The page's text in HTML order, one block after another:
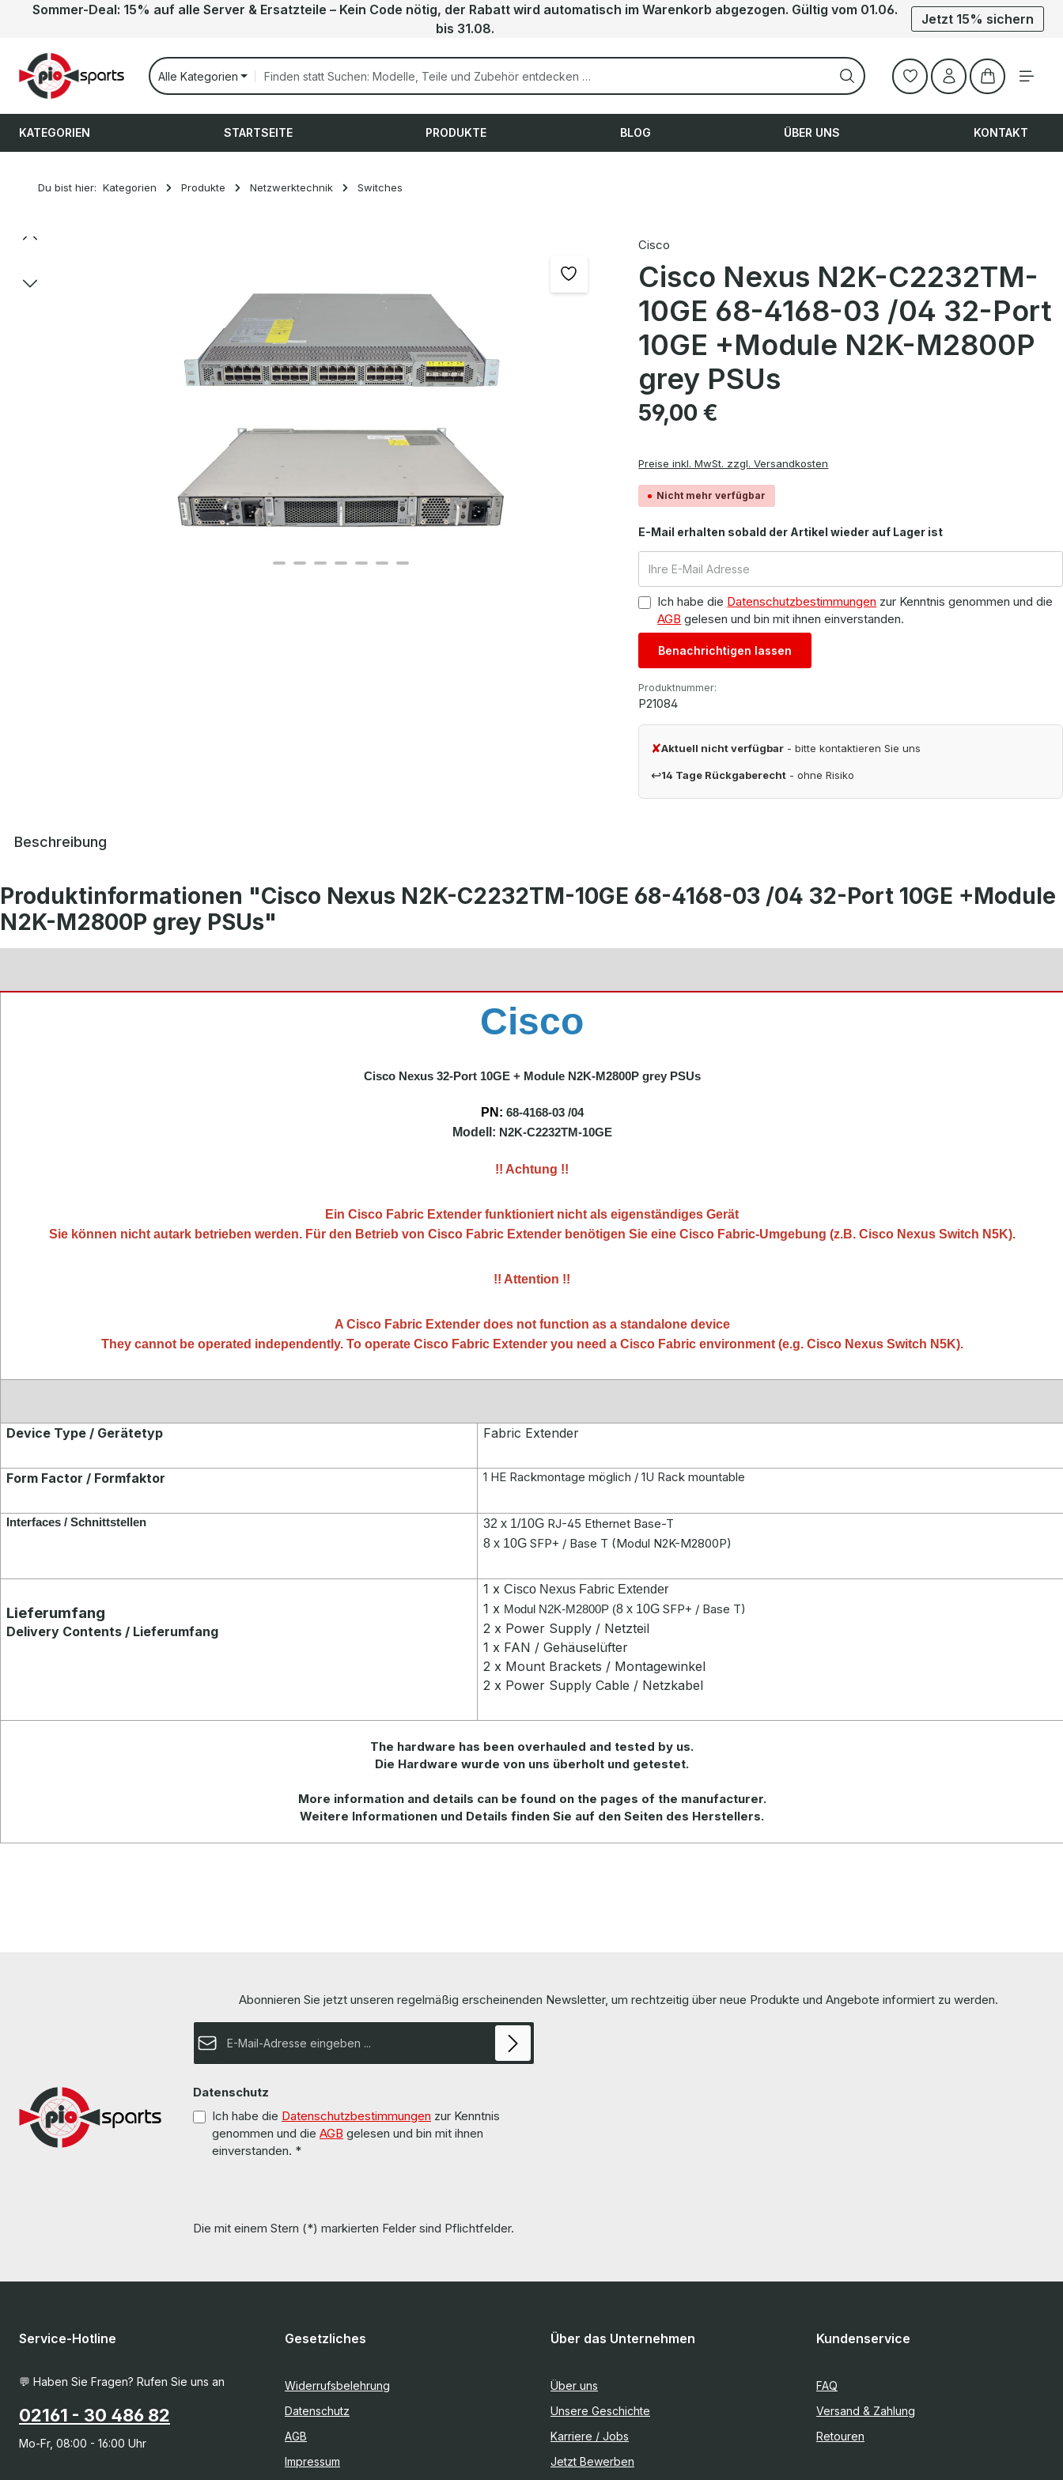
Hauptinhalt springen
Zur Suche springen
Zur Hauptnavigation springen
Sommer-Deal: 15% auf alle Server & Ersatzteile – Kein Code nötig, der Rabatt wird automatisch im Warenkorb abgezogen. Gültig vom 01.06.
bis 31.08.
Jetzt 15% sichern
Alle Kategorien
Warenkorb
KATEGORIEN STARTSEITE PRODUKTE BLOG ÜBER UNS KONTAKT
Du bist hier: Kategorien Produkte Netzwerktechnik Switches
Bildergalerie überspringen Cisco
Cisco Nexus N2K-C2232TM-
10GE 68-4168-03 /04 32-Port
10GE +Module N2K-M2800P
grey PSUs
Regulärer Preis:
59,00 €
Preise inkl. MwSt. zzgl. Versandkosten
Nicht mehr verfügbar
E-Mail erhalten sobald der Artikel wieder auf Lager ist
Ich habe die Datenschutzbestimmungen zur Kenntnis genommen und die
AGB gelesen und bin mit ihnen einverstanden.
Benachrichtigen lassen
Produktnummer:
P21084
✘Aktuell nicht verfügbar - bitte kontaktieren Sie uns
↩14 Tage Rückgaberecht - ohne Risiko
Beschreibung
Produktinformationen "Cisco Nexus N2K-C2232TM-10GE 68-4168-03 /04 32-Port 10GE +Module
N2K-M2800P grey PSUs"
Cisco
Cisco Nexus 32-Port 10GE + Module N2K-M2800P grey PSUs
PN: 68-4168-03 /04
Modell: N2K-C2232TM-10GE
!! Achtung !!
Ein Cisco Fabric Extender funktioniert nicht als eigenständiges Gerät
Sie können nicht autark betrieben werden. Für den Betrieb von Cisco Fabric Extender benötigen Sie eine Cisco Fabric-Umgebung (z.B. Cisco Nexus Switch N5K).
!! Attention !!
A Cisco Fabric Extender does not function as a standalone device
They cannot be operated independently. To operate Cisco Fabric Extender you need a Cisco Fabric environment (e.g. Cisco Nexus Switch N5K).
Device Type / Gerätetyp Fabric Extender
Form Factor / Formfaktor 1 HE Rackmontage möglich / 1U Rack mountable
Interfaces / Schnittstellen 32 x 1/10G RJ-45 Ethernet Base-T
8 x 10G SFP+ / Base T (Modul N2K-M2800P)
Lieferumfang
Delivery Contents / Lieferumfang
1 x Cisco Nexus Fabric Extender
1 x Modul N2K-M2800P (8 x 10G SFP+ / Base T)
2 x Power Supply / Netzteil
1 x FAN / Gehäuselüfter
2 x Mount Brackets / Montagewinkel
2 x Power Supply Cable / Netzkabel
The hardware has been overhauled and tested by us.
Die Hardware wurde von uns überholt und getestet.
More information and details can be found on the pages of the manufacturer.
Weitere Informationen und Details finden Sie auf den Seiten des Herstellers.
Abonnieren Sie jetzt unseren regelmäßig erscheinenden Newsletter, um rechtzeitig über neue Produkte und Angebote informiert zu werden.
E-Mail-Adresse*
Datenschutz
Ich habe die Datenschutzbestimmungen zur Kenntnis
genommen und die AGB gelesen und bin mit ihnen
einverstanden. *
Die mit einem Stern (*) markierten Felder sind Pflichtfelder.
Service-Hotline
💬 Haben Sie Fragen? Rufen Sie uns an
02161 - 30 486 82
Mo-Fr, 08:00 - 16:00 Uhr
Gesetzliches
Widerrufsbelehrung
Datenschutz
AGB
Impressum
Über das Unternehmen
Über uns
Unsere Geschichte
Karriere / Jobs
Jetzt Bewerben
Kundenservice
FAQ
Versand & Zahlung
Retouren